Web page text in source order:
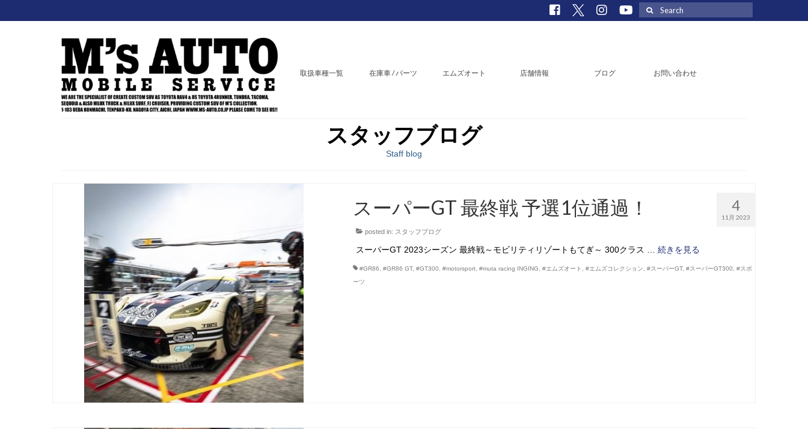
Search
for:
取扱車種一覧 在庫車 / パーツ エムズオート 店舗情報 ブログ お問い合わせ
スタッフブログ
Staff blog
4
11月 2023
スーパーGT 最終戦 予選1位通過！
posted in: スタッフブログ
スーパーGT 2023シーズン 最終戦～モビリティリゾートもてぎ～ 300クラス …続きを見る
#GR86 ,#GR86 GT,#GT300 ,#motorsport ,#muta racing INGING ,#エムズオート ,#エムズコレクション ,#スーパーGT,#スーパーGT300 ,#スポ
ーツ